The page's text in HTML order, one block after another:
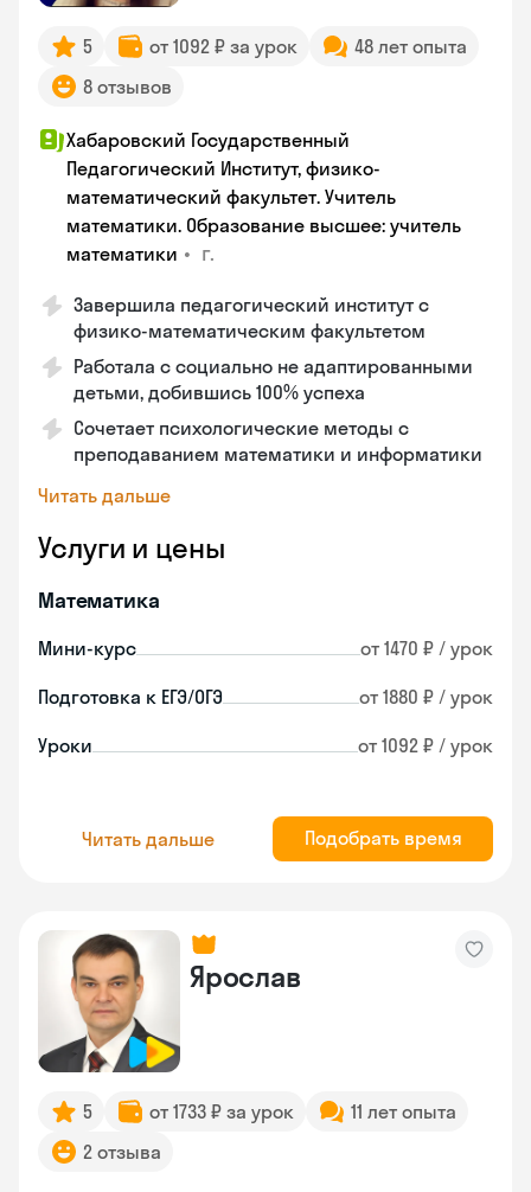
5 от 1092 ₽ за урок
48 лет опыта
8 отзывов
Хабаровский Государственный
Педагогический Институт, физико-
математический факультет. Учитель
математики. Образование высшее: учитель
математики • г.
Завершила педагогический институт с
физико-математическим факультетом
Работала с социально не адаптированными
детьми, добившись 100% успеха
Сочетает психологические методы с
преподаванием математики и информатики
Читать дальше
Услуги и цены
Математика
Мини-курс от 1470 ₽ / урок
Подготовка к ЕГЭ/ОГЭ от 1880 ₽ / урок
Уроки от 1092 ₽ / урок
Читать дальше Подобрать время
Ярослав
5 от 1733 ₽ за урок
11 лет опыта
2 отзыва